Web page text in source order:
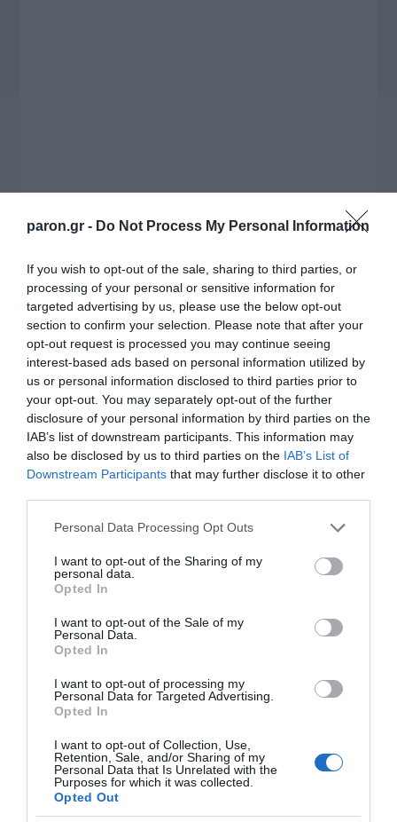
paron.gr - Do Not Process My Personal Information
If you wish to opt-out of the sale, sharing to third parties, or
processing of your personal or sensitive information for
targeted advertising by us, please use the below opt-out
section to confirm your selection. Please note that after your
opt-out request is processed you may continue seeing
interest-based ads based on personal information utilized by
us or personal information disclosed to third parties prior to
your opt-out. You may separately opt-out of the further
disclosure of your personal information by third parties on the
IAB’s list of downstream participants. This information may
also be disclosed by us to third parties on the IAB’s List of
Downstream Participants that may further disclose it to other
Please note that this website/app uses one or more Google
not limited to your visit or usage behaviour. You may click to
grant or deny consent to Google and its third-party tags to
use your data for below specified purposes in below Google
consent section.
Personal Data Processing Opt Outs
I want to opt-out of the Sharing of my
personal data.
Opted In
I want to opt-out of the Sale of my
Personal Data.
Opted In
I want to opt-out of processing my
Personal Data for Targeted Advertising.
Opted In
I want to opt-out of Collection, Use,
Retention, Sale, and/or Sharing of my
Personal Data that Is Unrelated with the
Purposes for which it was collected.
Opted Out
Η ΣΤΗΛΗ ΜΑΣ
Οι άνθρωποι, οι αυθεντικές ιστορίες,